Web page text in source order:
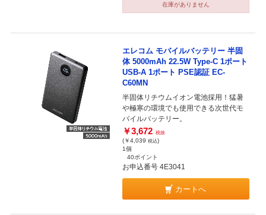
在庫がありません
エレコム モバイルバッテリー 半固
体 5000mAh 22.5W Type-C 1ポート
USB-A 1ポート PSE認証 EC-
C60MN
半固体リチウムイオン電池採用！猛暑
や極寒の環境でも使用できる次世代モ
バイルバッテリー。
￥3,672 税抜
(￥4,039 税込)
1個
40ポイント
お申込番号 4E3041
カートへ